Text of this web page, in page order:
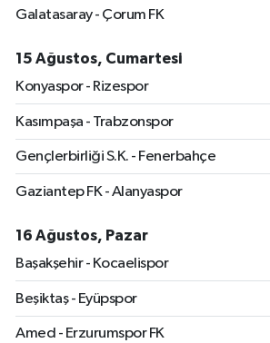
Galatasaray - Çorum FK
15 Ağustos, Cumartesi
Konyaspor - Rizespor
Kasımpaşa - Trabzonspor
Gençlerbirliği S.K. - Fenerbahçe
Gaziantep FK - Alanyaspor
16 Ağustos, Pazar
Başakşehir - Kocaelispor
Beşiktaş - Eyüpspor
Amed - Erzurumspor FK